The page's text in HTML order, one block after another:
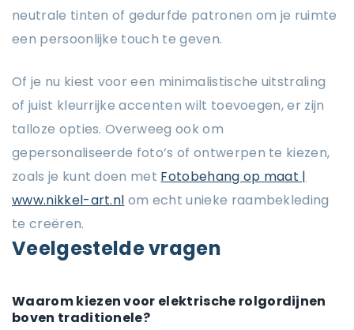
neutrale tinten of gedurfde patronen om je ruimte
een persoonlijke touch te geven.
Of je nu kiest voor een minimalistische uitstraling
of juist kleurrijke accenten wilt toevoegen, er zijn
talloze opties. Overweeg ook om
gepersonaliseerde foto’s of ontwerpen te kiezen,
zoals je kunt doen met Fotobehang op maat |
www.nikkel-art.nl om echt unieke raambekleding
te creëren.
Veelgestelde vragen
Waarom kiezen voor elektrische rolgordijnen
boven traditionele?